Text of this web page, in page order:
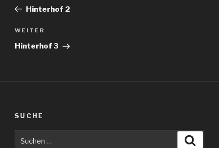
Beitrag
Hinterhof 2
Nächster
Beitrag
WEITER
Hinterhof 3
SUCHE